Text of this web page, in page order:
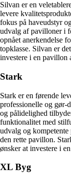
Silvan er en
levere
fokus på haveudstyr
udvalg af pavilloner i
opnået anerkendelse
topklasse. Silvan er
investere i en pavillon
Stark
Stark er en førende
professionelle og gør-
og pålidelighed
funktionalitet med
udvalg og
den rette pavillon.
ønsker at investere i
XL Byg